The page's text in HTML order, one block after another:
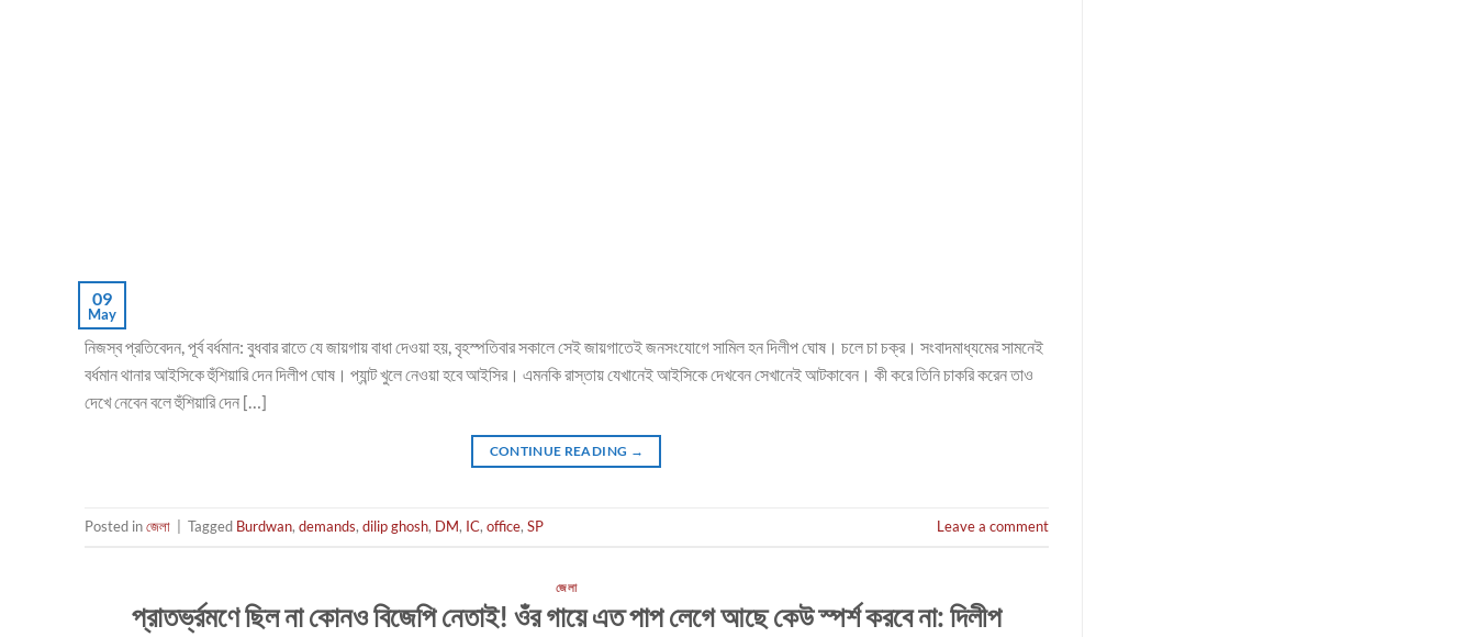
09
May
নিজস্ব প্রতিবেদন, পূর্ব বর্ধমান: বুধবার রাতে যে জায়গায় বাধা দেওয়া হয়, বৃহস্পতিবার সকালে সেই জায়গাতেই জনসংযোগে সামিল হন দিলীপ ঘোষ। চলে চা চক্র। সংবাদমাধ্যমের সামনেই
বর্ধমান থানার আইসিকে হুঁশিয়ারি দেন দিলীপ ঘোষ। প্যান্ট খুলে নেওয়া হবে আইসির। এমনকি রাস্তায় যেখানেই আইসিকে দেখবেন সেখানেই আটকাবেন। কী করে তিনি চাকরি করেন তাও
দেখে নেবেন বলে হুঁশিয়ারি দেন […]
CONTINUE READING →
Posted inজেলা Tagged Burdwan, demands, dilip ghosh, DM, IC, office, SP Leave a comment
জেলা
প্রাতর্ভ্রমণে ছিল না কোনও বিজেপি নেতাই! ওঁর গায়ে এত পাপ লেগে আছে কেউ স্পর্শ করবে না: দিলীপ